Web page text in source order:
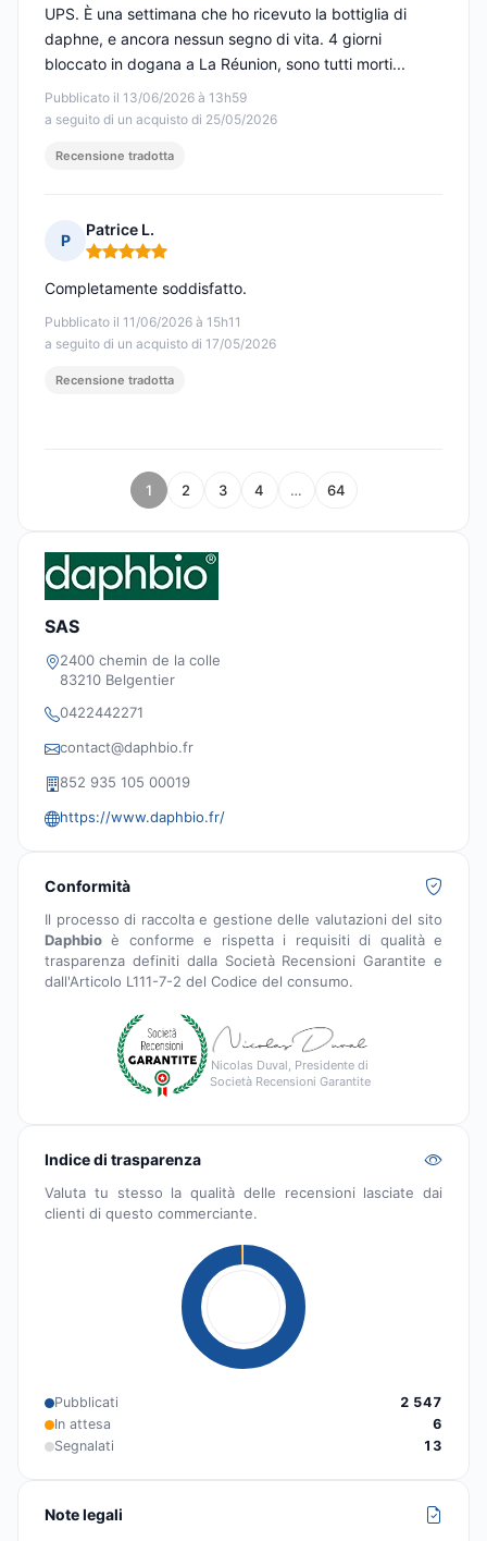
Pubblicato il 13/06/2026 à 13h59
a seguito di un acquisto di 25/05/2026
UPS. È una settimana che ho ricevuto la bottiglia di
daphne, e ancora nessun segno di vita. 4 giorni
bloccato in dogana a La Réunion, sono tutti morti...
Recensione tradotta
P
Patrice L.
Nota: 5 su 5
Pubblicato il 11/06/2026 à 15h11
a seguito di un acquisto di 17/05/2026
Completamente soddisfatto.
Recensione tradotta
1 2 3 4 … 64
SAS
2400 chemin de la colle
83210 Belgentier
0422442271
contact@daphbio.fr
852 935 105 00019
https://www.daphbio.fr/
Conformità
Il processo di raccolta e gestione delle valutazioni del sito
Daphbio è conforme e rispetta i requisiti di qualità e
trasparenza definiti dalla Società Recensioni Garantite e
dall'Articolo L111-7-2 del Codice del consumo.
Nicolas Duval, Presidente di
Società Recensioni Garantite
Indice di trasparenza
Valuta tu stesso la qualità delle recensioni lasciate dai
clienti di questo commerciante.
Pubblicati
2 547
In attesa
6
Segnalati
13
Note legali